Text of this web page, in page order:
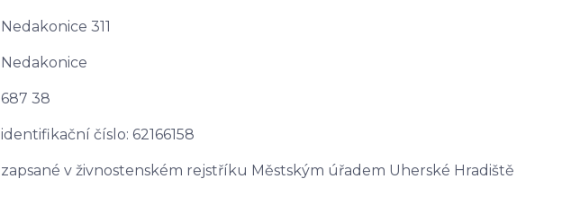
Nedakonice 311
Nedakonice
687 38
identifikační číslo: 62166158
zapsané v živnostenském rejstříku Městským úřadem Uherské Hradiště